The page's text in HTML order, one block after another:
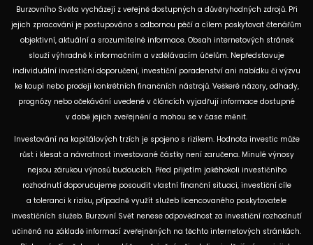
Burzovního Světa vycházejí z veřejně dostupných a důvěryhodných zdrojů. Při
jejich zpracování je postupováno s odbornou péčí a cílem poskytovat čtenářům
objektivní, aktuální a srozumitelné informace. Obsah internetových stránek
slouží výhradně k informačním a vzdělávacím účelům. Nepředstavuje
individuální investiční doporučení, investiční poradenství ani nabídku či výzvu
ke koupi nebo prodeji konkrétních finančních nástrojů. Veškeré názory, odhady,
prognózy nebo očekávání uvedené v článcích vyjadřují informace dostupné
v době jejich zveřejnění a mohou se v čase měnit.
Investování na kapitálových trzích je spojeno s rizikem. Hodnota investic může
růst i klesat a návratnost investované částky není zaručena. Minulé výnosy
nejsou zárukou výnosů budoucích. Před přijetím jakéhokoli investičního
rozhodnutí doporučujeme posoudit vlastní finanční situaci, investiční cíle
a toleranci k riziku, případně využít služeb licencovaného poskytovatele
investičních služeb. Burzovní Svět nenese odpovědnost za investiční rozhodnutí
učiněná na základě informací zveřejněných na těchto internetových stránkách.